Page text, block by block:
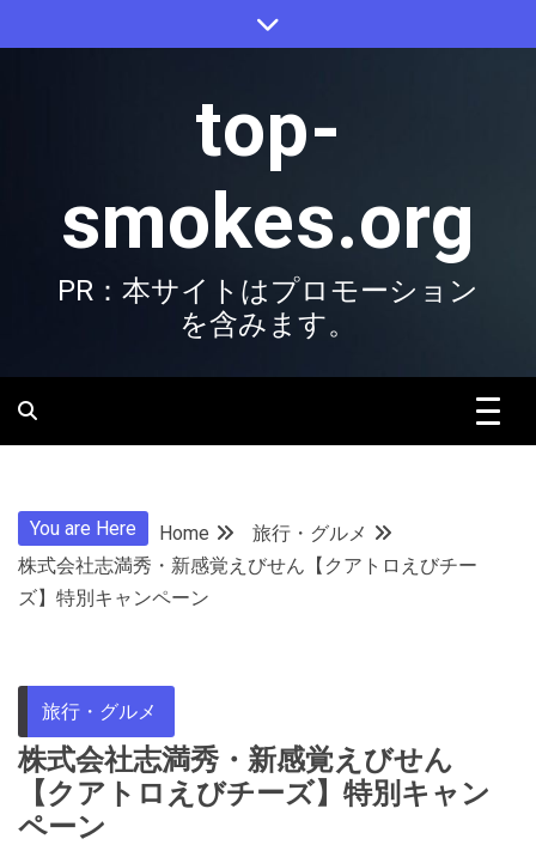
to
top-
smokes.org
PR：本サイトはプロモーション
を含みます。
You are Here Home
旅行・グルメ
株式会社志満秀・新感覚えびせん【クアトロえびチー
ズ】特別キャンペーン
旅行・グルメ
株式会社志満秀・新感覚えびせん
【クアトロえびチーズ】特別キャン
ペーン